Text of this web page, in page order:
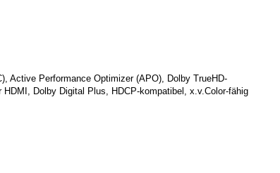
Active Performance Optimizer (APO), Dolby TrueHD-
Dolby Digital Plus, HDCP-kompatibel, x.v.Color-fähig